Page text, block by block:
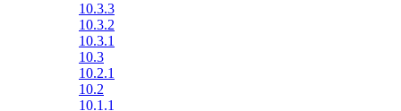
10.3.3
10.3.2
10.3.1
10.3
10.2.1
10.2
10.1.1